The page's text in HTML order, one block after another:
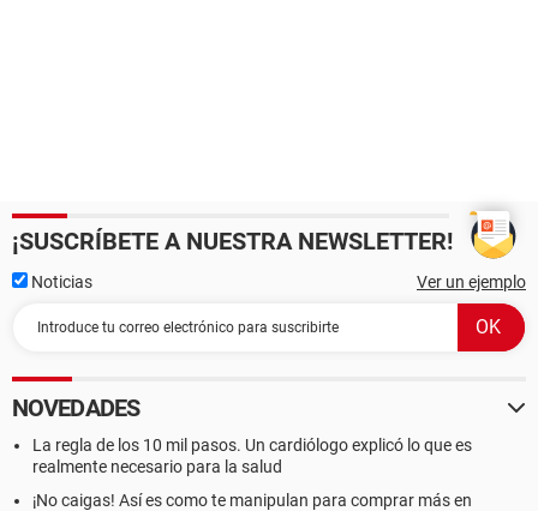
¡SUSCRÍBETE A NUESTRA NEWSLETTER!
Noticias Ver un ejemplo
NOVEDADES
La regla de los 10 mil pasos. Un cardiólogo explicó lo que es
realmente necesario para la salud
¡No caigas! Así es como te manipulan para comprar más en